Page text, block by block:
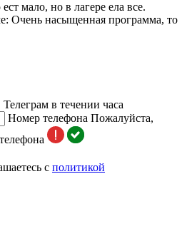
мало, но в лагере ела все.
Очень насыщенная программа, то
в течении часа
Номер телефона Пожалуйста,
с политикой